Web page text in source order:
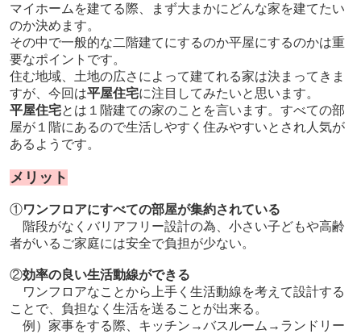
マイホームを建てる際、まず大まかにどんな家を建てたい
のか決めます。
その中で一般的な二階建てにするのか平屋にするのかは重
要なポイントです。
住む地域、土地の広さによって建てれる家は決まってきま
すが、今回は平屋住宅に注目してみたいと思います。
平屋住宅とは１階建ての家のことを言います。すべての部
屋が１階にあるので生活しやすく住みやすいとされ人気が
あるようです。
メリット
①ワンフロアにすべての部屋が集約されている
階段がなくバリアフリー設計の為、小さい子どもや高齢
者がいるご家庭には安全で負担が少ない。
②効率の良い生活動線ができる
ワンフロアなことから上手く生活動線を考えて設計する
ことで、負担なく生活を送ることが出来る。
例）家事をする際、キッチン→バスルーム→ランドリー